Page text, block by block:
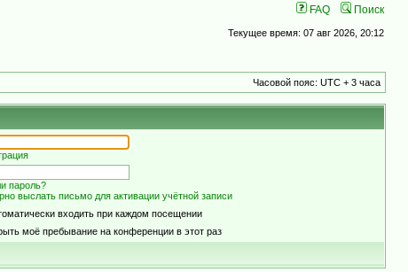
FAQ Поиск
Текущее время: 07 авг 2026, 20:12
Часовой пояс: UTC + 3 часа
пароль?
выслать письмо для активации учётной записи
входить при каждом посещении
моё пребывание на конференции в этот раз